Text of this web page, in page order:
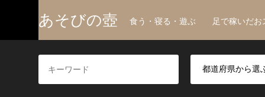
あそびの壺 食う・寝る・遊ぶ 足で稼いだお